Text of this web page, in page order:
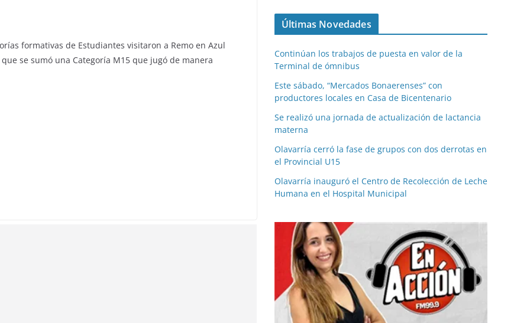
formativas de Estudiantes visitaron a Remo en Azul
se sumó una Categoría M15 que jugó de manera
Últimas Novedades
Continúan los trabajos de puesta en valor de la
Terminal de ómnibus
Este sábado, “Mercados Bonaerenses” con
productores locales en Casa de Bicentenario
Se realizó una jornada de actualización de lactancia
materna
Olavarría cerró la fase de grupos con dos derrotas en
el Provincial U15
Olavarría inauguró el Centro de Recolección de Leche
Humana en el Hospital Municipal